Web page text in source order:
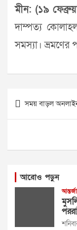
মীন: (১৯
দাম্পত্য
সমস্যা। ভ্রমণের
Post
navigation
সময় বাড়ল
আরোও পড়ুন